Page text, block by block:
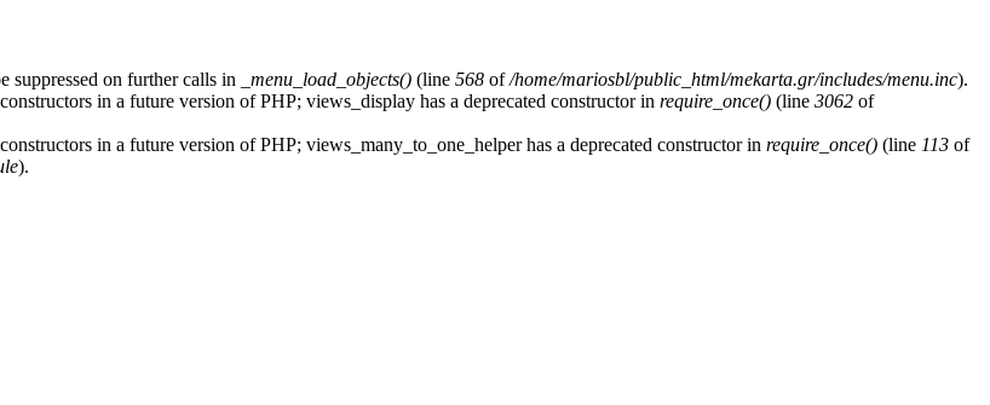
suppressed on further calls in _menu_load_objects() (line 568 of/home/mariosbl/public_html/mekarta.gr/includes/menu.inc).
in a future version of PHP; views_display has a deprecated constructor in require_once() (line 3062 of
in a future version of PHP; views_many_to_one_helper has a deprecated constructor in require_once() (line 113 of
).